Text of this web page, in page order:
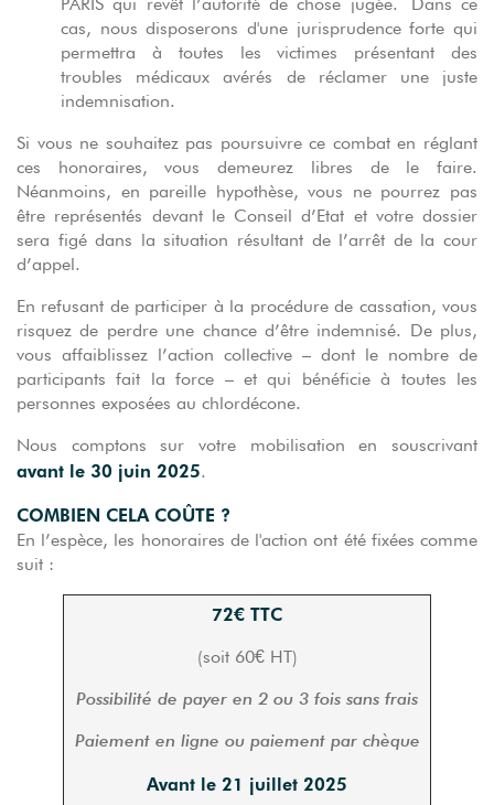
cas, nous disposerons d'une jurisprudence forte qui
permettra à toutes les victimes présentant des
troubles médicaux avérés de réclamer une juste
indemnisation.
Si vous ne souhaitez pas poursuivre ce combat en réglant
ces honoraires, vous demeurez libres de le faire.
Néanmoins, en pareille hypothèse, vous ne pourrez pas
être représentés devant le Conseil d’Etat et votre dossier
sera figé dans la situation résultant de l’arrêt de la cour
d’appel.
En refusant de participer à la procédure de cassation, vous
risquez de perdre une chance d’être indemnisé. De plus,
vous affaiblissez l’action collective – dont le nombre de
participants fait la force – et qui bénéficie à toutes les
personnes exposées au chlordécone.
Nous comptons sur votre mobilisation en souscrivant
avant le 30 juin 2025.
COMBIEN CELA COÛTE ?
En l’espèce, les honoraires de l'action ont été fixées comme
suit :
72€ TTC
(soit 60€ HT)
Possibilité de payer en 2 ou 3 fois sans frais
Paiement en ligne ou paiement par chèque
Avant le 21 juillet 2025